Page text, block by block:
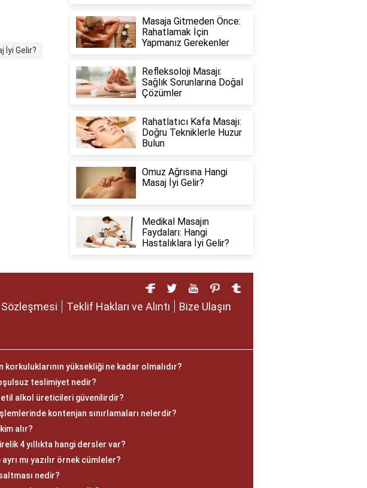
İyi Gelir?
Masaja Gitmeden Önce:
Rahatlamak İçin
Yapmanız Gerekenler
Refleksoloji Masajı:
Sağlık Sorunlarına Doğal
Çözümler
Rahatlatıcı Kafa Masajı:
Doğru Tekniklerle Huzur
Bulun
Omuz Ağrısına Hangi
Masaj İyi Gelir?
Medikal Masajın
Faydaları: Hangi
Hastalıklara İyi Gelir?
Sözleşmesi Teklif Hakları ve Alıntı Bize Ulaşın
korkuluklarının yüksekliği ne kadar olmalıdır?
teslimiyet nedir?
etil alkol üreticileri güvenilirdir?
kontenjan sınırlamaları nelerdir?
alır?
4 yıllıkta hangi dersler var?
ayrı mı yazılır örnek cümleler?
nedir?